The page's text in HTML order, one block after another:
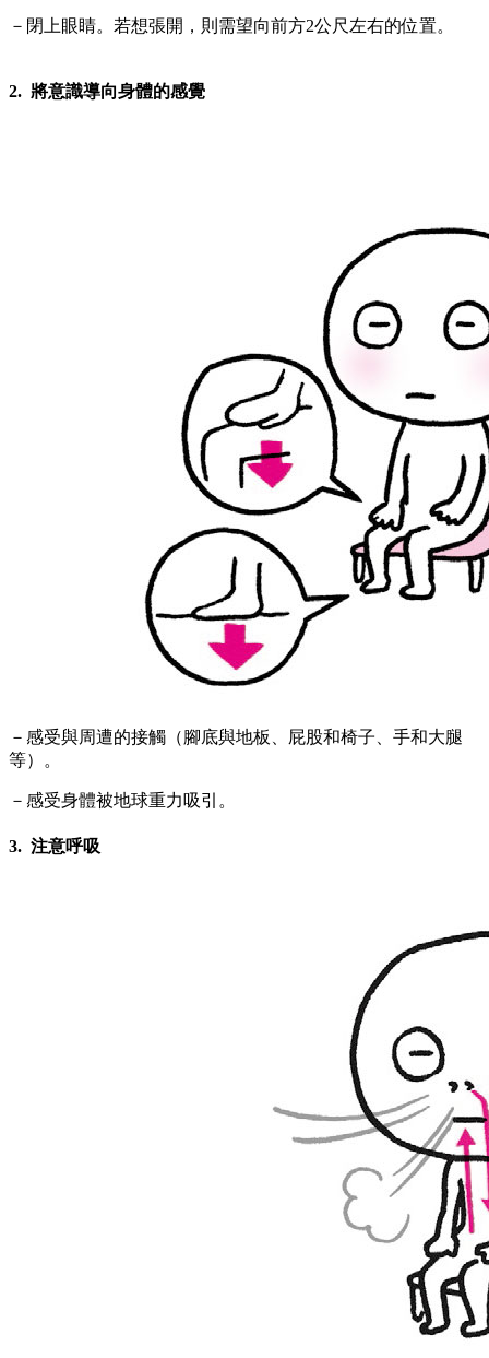
－閉上眼睛。若想張開，則需望向前方2公尺左右的位置。
2. 將意識導向身體的感覺
－感受與周遭的接觸（腳底與地板、屁股和椅子、手和大腿
等）。
－感受身體被地球重力吸引。
3. 注意呼吸